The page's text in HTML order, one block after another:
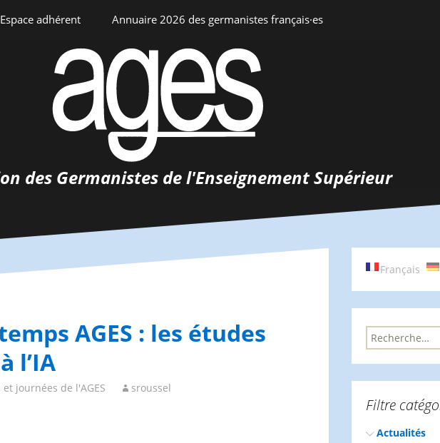
Espace adhérent
Espace personnel
Annuaire 2026 des germanistes français·es
Annuaire interne
des Germanistes de l'Enseignement Supérieur
AGES : les études
l’IA
et journées de l'AGES sroussel
Français
R
e
r
h
Filtre
Actualités